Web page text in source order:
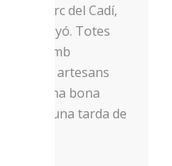
al parc del Cadí,
a Pinyó. Totes
menú amb
diversos artesans
Una bona
i final a una tarda de